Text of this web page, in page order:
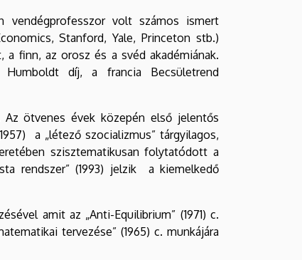
vendégprofesszor volt számos ismert
Stanford, Yale, Princeton stb.)
a finn, az orosz és a svéd akadémiának.
díj, a francia Becsületrend
Az ötvenes évek közepén első jelentős
a „létező szocializmus” tárgyilagos,
szisztematikusan folytatódott a
rendszer” (1993) jelzik a kiemelkedő
amit az „Anti-Equilibrium” (1971) c.
tervezése” (1965) c. munkájára